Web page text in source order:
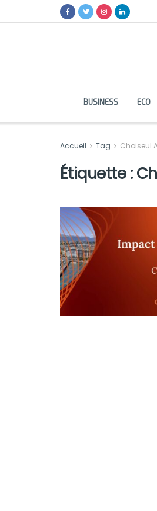
BUSINESS ECO
Accueil Tag Choiseul
Étiquette :